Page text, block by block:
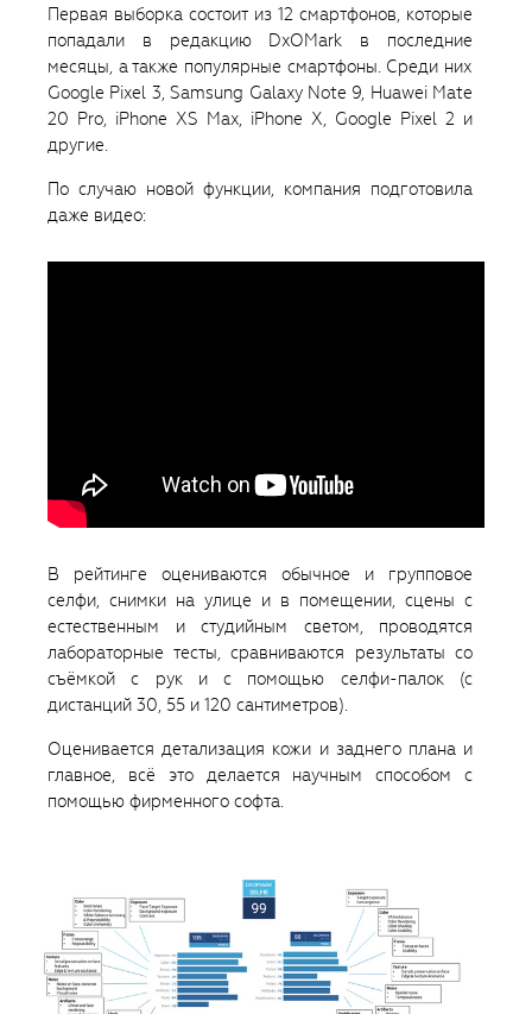
Первая выборка состоит из 12 смартфонов, которые
попадали в редакцию DxOMark в последние
месяцы, а также популярные смартфоны. Среди них
Google Pixel 3, Samsung Galaxy Note 9, Huawei Mate
20 Pro, iPhone XS Max, iPhone X, Google Pixel 2 и
другие.
По случаю новой функции, компания подготовила
даже видео:
В рейтинге оцениваются обычное и групповое
селфи, снимки на улице и в помещении, сцены с
естественным и студийным светом, проводятся
лабораторные тесты, сравниваются результаты со
съёмкой с рук и с помощью селфи-палок (с
дистанций 30, 55 и 120 сантиметров).
Оценивается детализация кожи и заднего плана и
главное, всё это делается научным способом с
помощью фирменного софта.